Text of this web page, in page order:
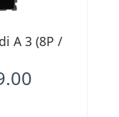
A 3 (8P /